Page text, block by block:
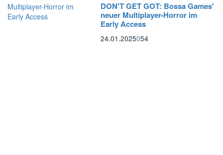
DON'T GET GOT: Bossa Games'
neuer Multiplayer-Horror im
Early Access
24.01.2025054